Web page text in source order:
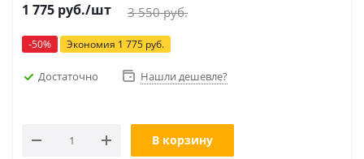
1 775 руб./шт 3 550руб.
-50% Экономия 1 775 руб.
Достаточно Нашли дешевле?
В корзину